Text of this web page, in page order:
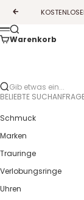
Zurück
Menü
Suche
Warenkorb
Gib etwas ein...
BELIEBTE
Schmuck
Marken
Trauringe
Verlobungsringe
Uhren